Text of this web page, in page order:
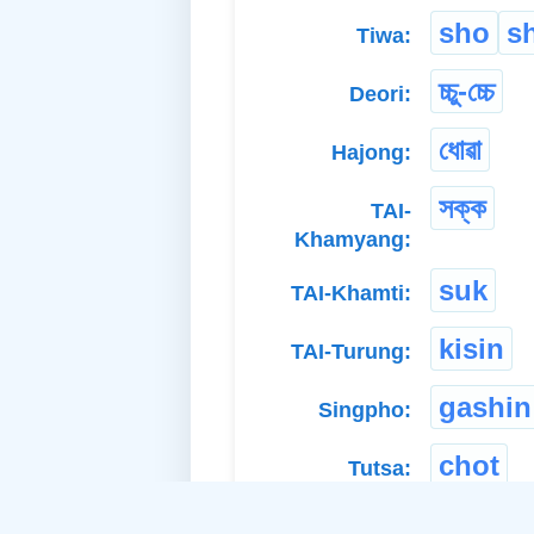
Tiwa: sho
Deori: চ্চু-চ্চে
Hajong: ধোৱা
TAI-
Khamyang:
সক্ক
TAI-Khamti: suk
TAI-Turung: kisin
Singpho: gashin
Tutsa: chot